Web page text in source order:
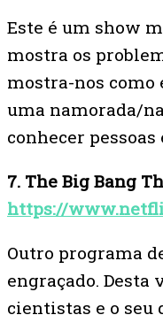
Este é um show
mostra os
mostra-nos
uma namorada/
conhecer pessoas
7. The Big Bang
https://
Outro programa
engraçado. Desta
cientistas e o seu